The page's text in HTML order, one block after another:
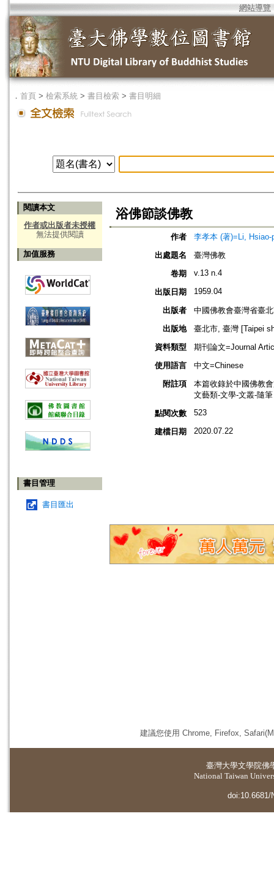
網站導覽
． 首頁 > 檢索系統 > 書目檢索 > 書目明細
閱讀本文
作者或出版者未授權
無法提供閱讀
加值服務
書目管理
書目匯出
浴佛節談佛教
作者
李孝本 (著)=Li, Hsiao-
出處題名
臺灣佛教
卷期
v.13 n.4
出版日期 1959.04
出版者
中國佛教會臺灣省臺
出版地
臺北市, 臺灣 [Taipei
資料類型
期刊論文=Journal
使用語言
中文=Chinese
附註項
本篇收錄於中國佛教
文藝類-文學-文叢-隨筆
點閱次數
523
建檔日期 2020.07.22
建議您使用 Chrome, Firefox,
臺灣大學文學院佛
National Taiwan
doi:10.6681/